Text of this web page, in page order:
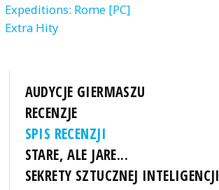
Expeditions: Rome [PC]
Extra Hity
AUDYCJE GIERMASZU
RECENZJE
SPIS RECENZJI
STARE, ALE JARE...
SEKRETY SZTUCZNEJ INTELIGENCJI